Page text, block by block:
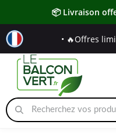
📦 Livraison
• 🔥Offres